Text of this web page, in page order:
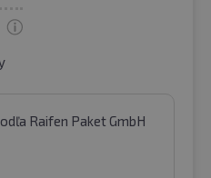
Raifen Paket GmbH